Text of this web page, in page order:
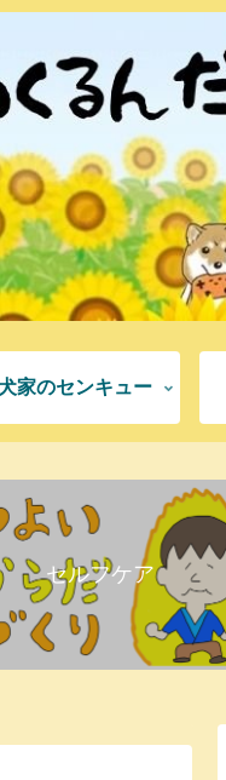
家のセンキュー
セルフケア